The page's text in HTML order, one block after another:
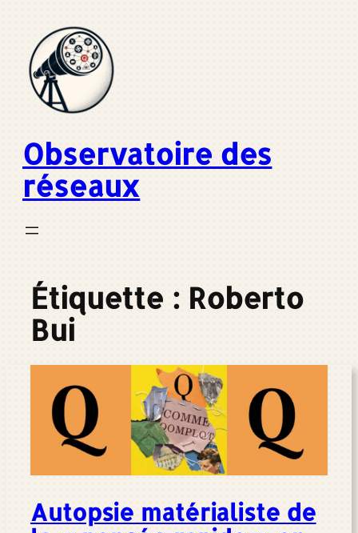
contenu
Observatoire des
réseaux
Étiquette : Roberto
Bui
Autopsie matérialiste de